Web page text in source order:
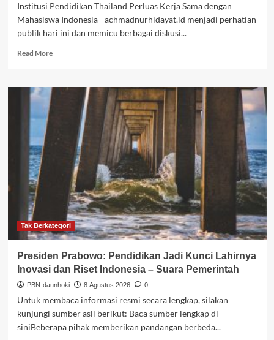
Institusi Pendidikan Thailand Perluas Kerja Sama dengan
Mahasiswa Indonesia - achmadnurhidayat.id menjadi perhatian
publik hari ini dan memicu berbagai diskusi...
Read MoreRead
Institusi
Pendidikan
Sama
dengan
Mahasiswa
Indonesia
achmadnurhidayat.id
Tak Berkategori
Presiden Prabowo: Pendidikan Jadi Kunci Lahirnya
Inovasi dan Riset Indonesia – Suara Pemerintah
PBN-daunhoki 8 Agustus 2026 0
Untuk membaca informasi resmi secara lengkap, silakan
kunjungi sumber asli berikut: Baca sumber lengkap di
siniBeberapa pihak memberikan pandangan berbeda...